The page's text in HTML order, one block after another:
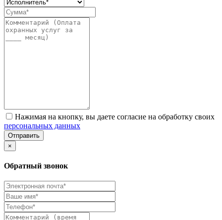
Нажимая на кнопку, вы даете согласие на обработку своих
персональных данных
Отправить
×
Обратный звонок